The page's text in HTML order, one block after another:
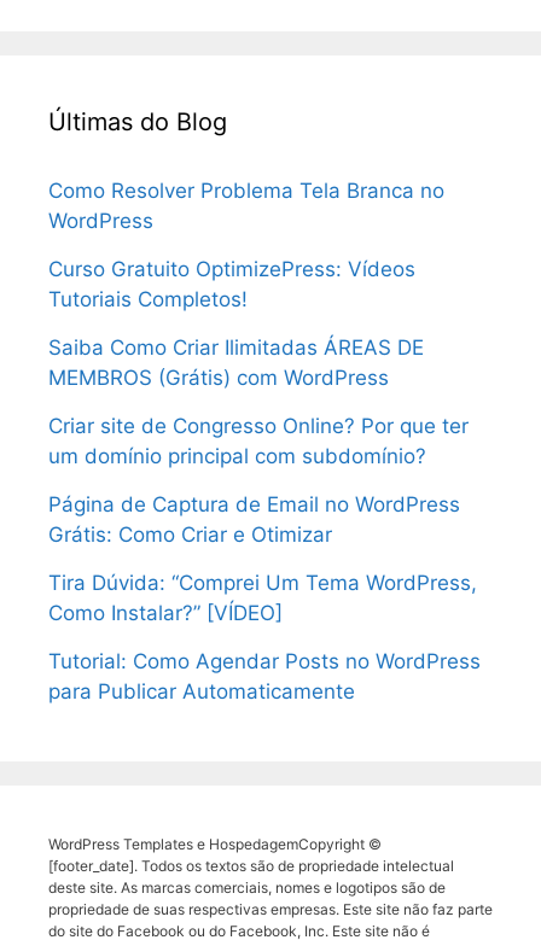
Últimas do Blog
Como Resolver Problema Tela Branca no
WordPress
Curso Gratuito OptimizePress: Vídeos
Tutoriais Completos!
Saiba Como Criar Ilimitadas ÁREAS DE
MEMBROS (Grátis) com WordPress
Criar site de Congresso Online? Por que ter
um domínio principal com subdomínio?
Página de Captura de Email no WordPress
Grátis: Como Criar e Otimizar
Tira Dúvida: “Comprei Um Tema WordPress,
Como Instalar?” [VÍDEO]
Tutorial: Como Agendar Posts no WordPress
para Publicar Automaticamente
WordPress Templates e HospedagemCopyright ©
[footer_date]. Todos os textos são de propriedade intelectual
deste site. As marcas comerciais, nomes e logotipos são de
propriedade de suas respectivas empresas. Este site não faz parte
do site do Facebook ou do Facebook, Inc. Este site não é